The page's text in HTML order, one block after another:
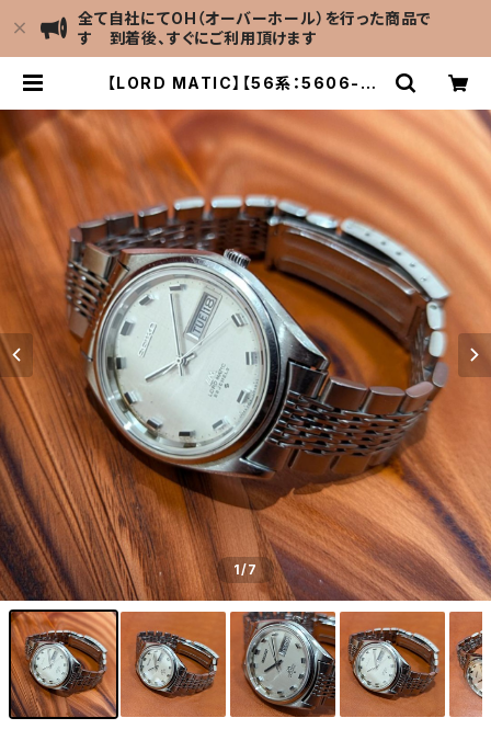
全て自社にてOH（オーバーホール）を行った商品で
す 到着後、すぐにご利用頂けます
【LORD MATIC】【56系：5606-70
ルト】SEIKO/セイコーロードマチック
精工舎諏訪工場 1969年 4月製造 2
3石 Cal.5606 キャリバー 機械式
自動巻き腕時計 アンティークウォッチ
中三針 メンズウォッチ【5606-707
0-2】 | LEVEL7 Antique Watch
館
1/7